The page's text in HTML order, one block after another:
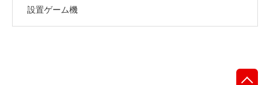
設置ゲーム機